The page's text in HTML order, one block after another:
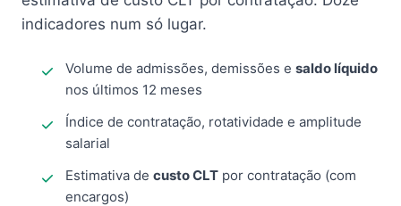
indicadores num só lugar.
Volume de admissões, demissões e saldo líquido
nos últimos 12 meses
Índice de contratação, rotatividade e amplitude
salarial
Estimativa de custo CLT por contratação (com
encargos)